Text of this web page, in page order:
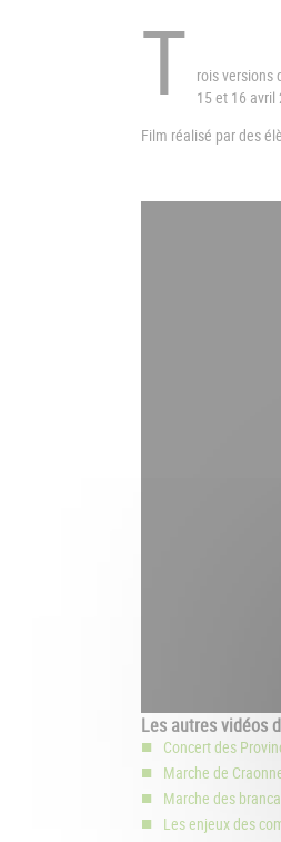
T rois versions
15 et 16 avril
Film réalisé par des
Les autres vidéos
Concert des
Marche de
Marche des
Les enjeux des